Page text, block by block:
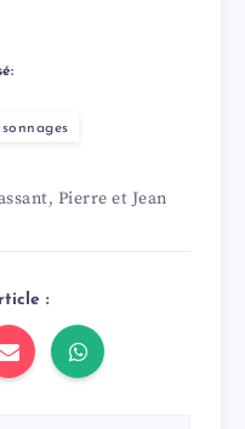
, Pierre et Jean
: